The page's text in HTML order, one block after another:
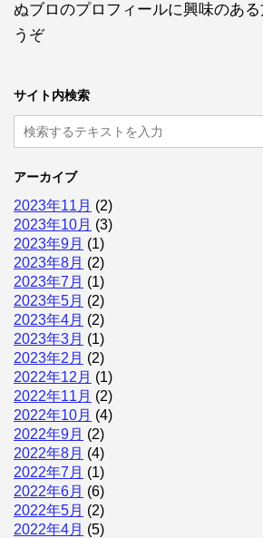
ぬブロのプロフィールに興味のある
うぞ
サイト内検索
アーカイブ
2023年11月 (2)
2023年10月 (3)
2023年9月 (1)
2023年8月 (2)
2023年7月 (1)
2023年5月 (2)
2023年4月 (2)
2023年3月 (1)
2023年2月 (2)
2022年12月 (1)
2022年11月 (2)
2022年10月 (4)
2022年9月 (2)
2022年8月 (4)
2022年7月 (1)
2022年6月 (6)
2022年5月 (2)
2022年4月 (5)